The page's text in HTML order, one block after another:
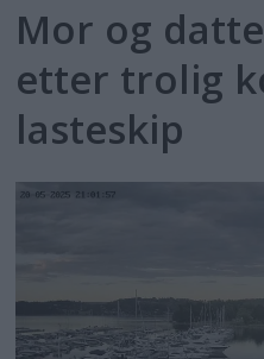
Mor og
etter trolig
lasteskip